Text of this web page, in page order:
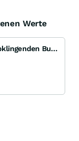
Werte
Pinterrest -- der nächste Short im abklingenden Bullenmarkt